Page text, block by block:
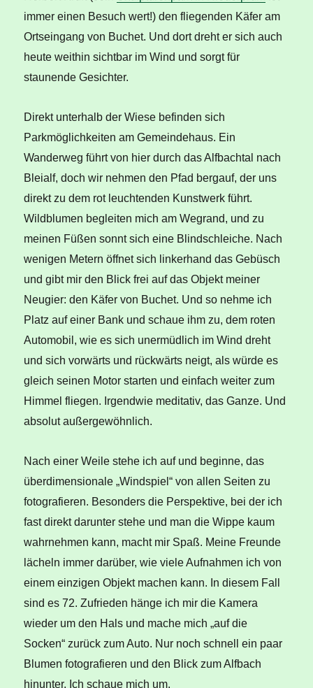
immer einen Besuch wert!) den fliegenden Käfer am
Ortseingang von Buchet. Und dort dreht er sich auch
heute weithin sichtbar im Wind und sorgt für
staunende Gesichter.
Direkt unterhalb der Wiese befinden sich
Parkmöglichkeiten am Gemeindehaus. Ein
Wanderweg führt von hier durch das Alfbachtal nach
Bleialf, doch wir nehmen den Pfad bergauf, der uns
direkt zu dem rot leuchtenden Kunstwerk führt.
Wildblumen begleiten mich am Wegrand, und zu
meinen Füßen sonnt sich eine Blindschleiche. Nach
wenigen Metern öffnet sich linkerhand das Gebüsch
und gibt mir den Blick frei auf das Objekt meiner
Neugier: den Käfer von Buchet. Und so nehme ich
Platz auf einer Bank und schaue ihm zu, dem roten
Automobil, wie es sich unermüdlich im Wind dreht
und sich vorwärts und rückwärts neigt, als würde es
gleich seinen Motor starten und einfach weiter zum
Himmel fliegen. Irgendwie meditativ, das Ganze. Und
absolut außergewöhnlich.
Nach einer Weile stehe ich auf und beginne, das
überdimensionale „Windspiel“ von allen Seiten zu
fotografieren. Besonders die Perspektive, bei der ich
fast direkt darunter stehe und man die Wippe kaum
wahrnehmen kann, macht mir Spaß. Meine Freunde
lächeln immer darüber, wie viele Aufnahmen ich von
einem einzigen Objekt machen kann. In diesem Fall
sind es 72. Zufrieden hänge ich mir die Kamera
wieder um den Hals und mache mich „auf die
Socken“ zurück zum Auto. Nur noch schnell ein paar
Blumen fotografieren und den Blick zum Alfbach
hinunter. Ich schaue mich um.